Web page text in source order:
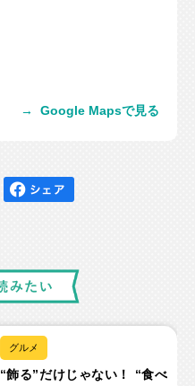
→ Google Mapsで見る
グルメ
“飾る”だけじゃない！ “食べ